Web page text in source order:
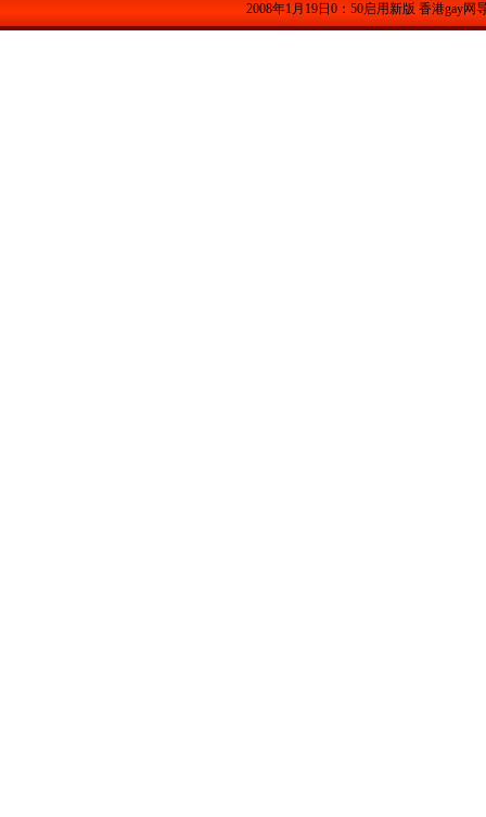
2008年1月19日0：50启用新版 香港gay网